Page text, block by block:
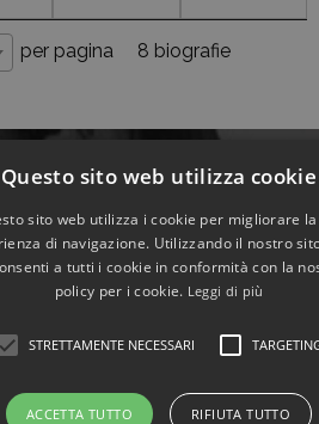
per pagina 8 biografie
dati
Questo sito web utilizza cookie
sito web utilizza i cookie per migliorare
di navigazione. Utilizzando il nostro
a tutti i cookie in conformità con la
policy per i cookie. Leggi di più
STRETTAMENTE NECESSARI
ACCETTA TUTTO RIFIUTA TUTTO